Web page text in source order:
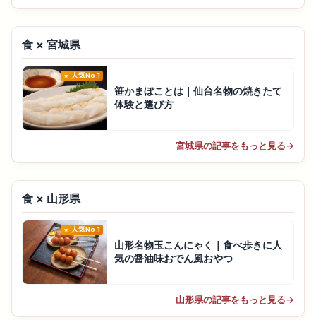
食 × 宮城県
人気No.1
笹かまぼことは｜仙台名物の焼きたて
体験と選び方
宮城県の記事をもっと見る→
食 × 山形県
人気No.1
山形名物玉こんにゃく｜食べ歩きに人
気の醤油味おでん風おやつ
山形県の記事をもっと見る→